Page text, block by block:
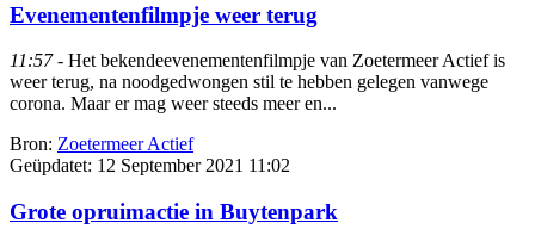
Evenementenfilmpje weer terug
11:57- Het bekendeevenementenfilmpje van Zoetermeer Actief is
weer terug, na noodgedwongen stil te hebben gelegen vanwege
corona. Maar er mag weer steeds meer en...
Bron: Zoetermeer Actief
Geüpdatet: 12 September 2021 11:02
Grote opruimactie in Buytenpark